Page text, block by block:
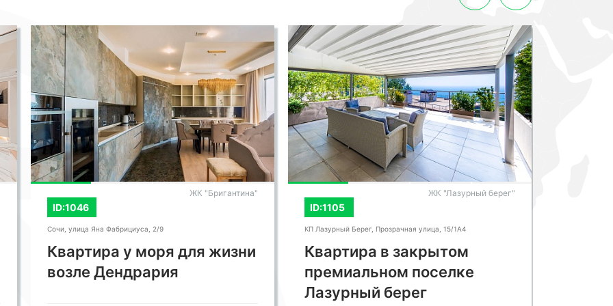
отдыха, медицинский и консьерж-
ски-рум.
не только окупите свою инвестицию
но и насладитесь комфортом и
горной природы, роскошной
круглый год.
СМОТРЕТЬ ВСЕ ФОТО
ID:1046
ЖК "Бригантина"
Сочи, улица Яна Фабрициуса, 2/9
Квартира у моря для жизни
возле Дендрария
СМОТРЕТЬ ВСЕ ФОТО
ID:1105
ЖК "Лазурный берег"
КП Лазурный Берег, Прозрачная улица, 15/1А4
Квартира в закрытом
премиальном поселке
Лазурный берег